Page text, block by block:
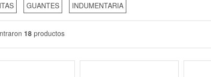
GUANTES INDUMENTARIA
18 productos